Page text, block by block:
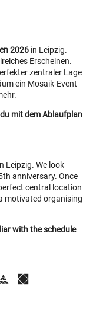
2026 in Leipzig.
Erscheinen.
zentraler Lage
ein Mosaik-Event
mit dem Ablaufplan
Leipzig. We look
anniversary. Once
central location
motivated organising
with the schedule